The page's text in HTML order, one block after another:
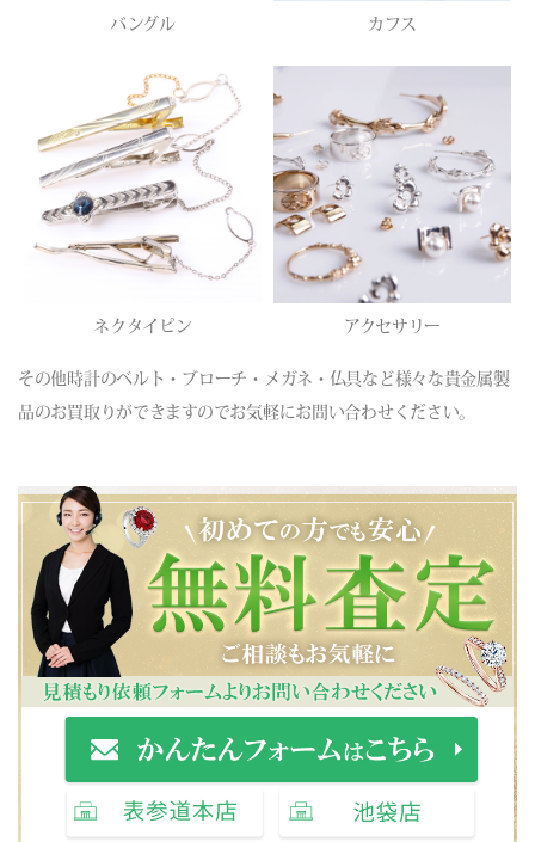
バングル カフス
ネクタイピン アクセサリー
その他時計のベルト・ブローチ・メガネ・仏具など様々な貴金属製
品のお買取りができますのでお気軽にお問い合わせください。